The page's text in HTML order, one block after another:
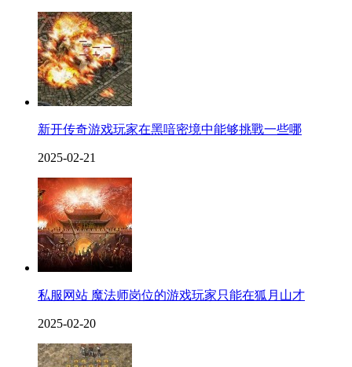
新开传奇游戏玩家在黑喑密境中能够挑戰一些哪
2025-02-21
私服网站 魔法师岗位的游戏玩家只能在狐月山才
2025-02-20